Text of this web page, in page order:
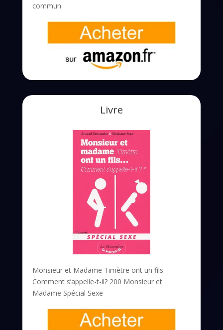
commun
Livre
Monsieur et Madame Timètre ont un fils.
Comment s’appelle-t-il? 200 Monsieur et
Madame Spécial Sexe